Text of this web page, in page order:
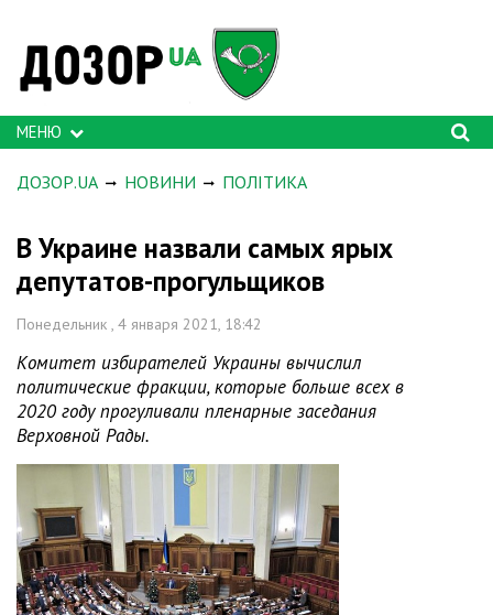
МЕНЮ
ДОЗОР.UA НОВИНИ ПОЛІТИКА
В Украине назвали самых ярых
депутатов-прогульщиков
Понедельник , 4 января 2021, 18:42
Комитет избирателей Украины вычислил
политические фракции, которые больше всех в
2020 году прогуливали пленарные заседания
Верховной Рады.